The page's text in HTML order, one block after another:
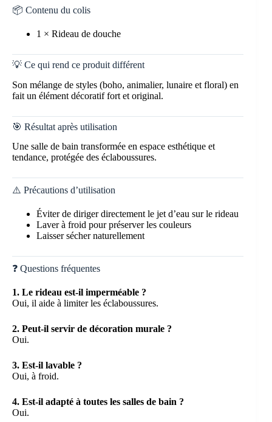
📦 Contenu du colis
1 × Rideau de douche
💡 Ce qui rend ce produit différent
Son mélange de styles (boho, animalier, lunaire et floral) en
fait un élément décoratif fort et original.
🎯 Résultat après utilisation
Une salle de bain transformée en espace esthétique et
tendance, protégée des éclaboussures.
⚠️ Précautions d’utilisation
Éviter de diriger directement le jet d’eau sur le rideau
Laver à froid pour préserver les couleurs
Laisser sécher naturellement
❓ Questions fréquentes
1. Le rideau est-il imperméable ?
Oui, il aide à limiter les éclaboussures.
2. Peut-il servir de décoration murale ?
Oui.
3. Est-il lavable ?
Oui, à froid.
4. Est-il adapté à toutes les salles de bain ?
Oui.